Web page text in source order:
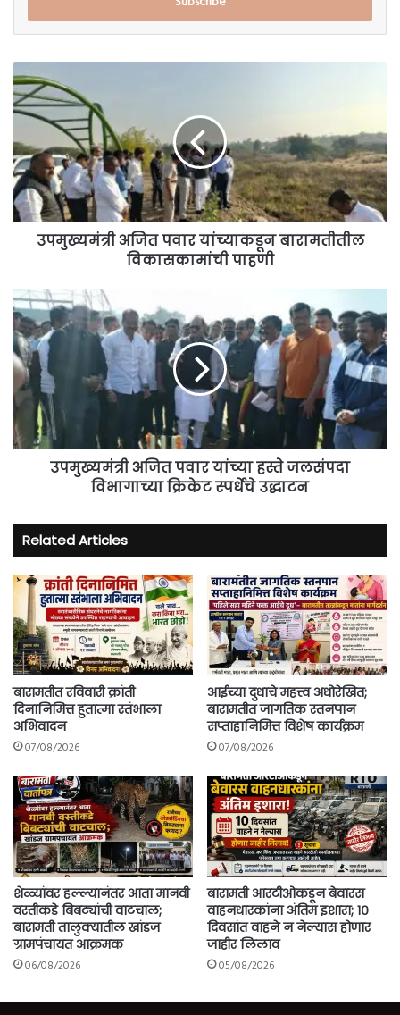
उपमुख्यमंत्री
अजित
पवार
यांच्याकडून
बारामतीतील
विकासकामांची
पाहणी
उपमुख्यमंत्री अजित पवार यांच्याकडून बारामतीतील
विकासकामांची पाहणी
उपमुख्यमंत्री
अजित
पवार
यांच्या
हस्ते
जलसंपदा
विभागाच्या
क्रिकेट
स्पर्धेचे
उपमुख्यमंत्री अजित पवार यांच्या हस्ते जलसंपदा
विभागाच्या क्रिकेट स्पर्धेचे उद्धाटन
Related Articles
बारामतीत रविवारी क्रांती
दिनानिमित्त हुतात्मा स्तंभाला
अभिवादन
07/08/2026
आईच्या दुधाचे महत्त्व अधोरेखित;
बारामतीत जागतिक स्तनपान
सप्ताहानिमित्त विशेष कार्यक्रम
07/08/2026
शेळ्यांवर हल्ल्यानंतर आता मानवी
वस्तीकडे बिबट्यांची वाटचाल;
बारामती तालुक्यातील खांडज
ग्रामपंचायत आक्रमक
06/08/2026
बारामती आरटीओकडून बेवारस
वाहनधारकांना अंतिम इशारा; १०
दिवसांत वाहने न नेल्यास होणार
जाहीर लिलाव
05/08/2026